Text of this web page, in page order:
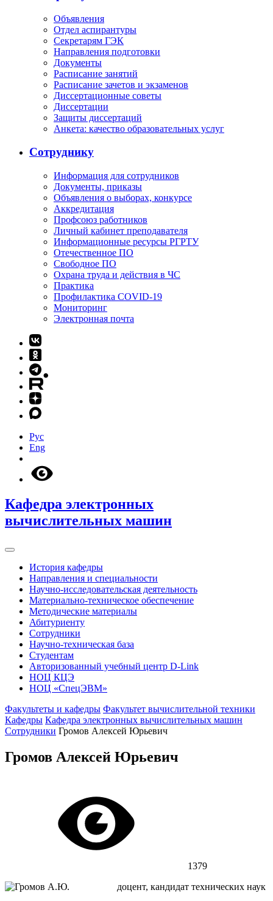
Объявления
Отдел аспирантуры
Секретарям ГЭК
Направления подготовки
Документы
Расписание занятий
Расписание зачетов и экзаменов
Диссертационные советы
Диссертации
Защиты диссертаций
Анкета: качество образовательных услуг
Сотруднику
Информация для сотрудников
Документы, приказы
Объявления о выборах, конкурсе
Аккредитация
Профсоюз работников
Личный кабинет преподавателя
Информационные ресурсы РГРТУ
Отечественное ПО
Свободное ПО
Охрана труда и действия в ЧС
Практика
Профилактика COVID-19
Мониторинг
Электронная почта
Рус
Eng
Кафедра электронных
вычислительных машин
История кафедры
Направления и специальности
Научно-исследовательская деятельность
Материально-техническое обеспечение
Методические материалы
Абитуриенту
Сотрудники
Научно-техническая база
Студентам
Авторизованный учебный центр D-Link
НОЦ КЦЭ
НОЦ «СпецЭВМ»
Факультеты и кафедры Факультет вычислительной техники
Кафедры Кафедра электронных вычислительных машин
Сотрудники Громов Алексей Юрьевич
Громов Алексей Юрьевич
1379
доцент, кандидат технических наук